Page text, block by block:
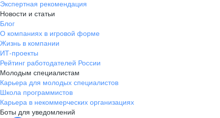
Экспертная рекомендация
Новости и статьи
Блог
О компаниях в игровой форме
Жизнь в компании
ИТ-проекты
Рейтинг работодателей России
Молодым специалистам
Карьера для молодых специалистов
Школа программистов
Карьера в некоммерческих организациях
Боты для уведомлений